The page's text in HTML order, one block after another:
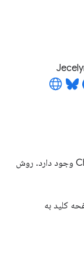
روش‌های زیادی برای باز کردن Chrome DevTools وجود دارد. روش
کلید به